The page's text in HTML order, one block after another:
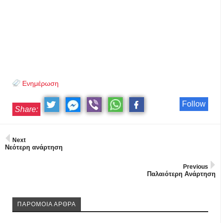
Ενημέρωση
Follow
Share:
Next
Νεότερη ανάρτηση
Previous
Παλαιότερη Ανάρτηση
ΠΑΡΟΜΟΙΑ ΑΡΘΡΑ